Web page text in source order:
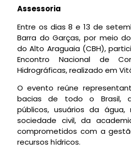
Assessoria
Entre os dias 8 e 13 de
Barra do Garças, por meio
do Alto Araguaia (CBH),
Encontro Nacional de
Hidrográficas, realizado em
O evento reúne
bacias de todo o Brasil,
públicos, usuários da água,
sociedade civil, da
comprometidos com a
recursos hídricos.